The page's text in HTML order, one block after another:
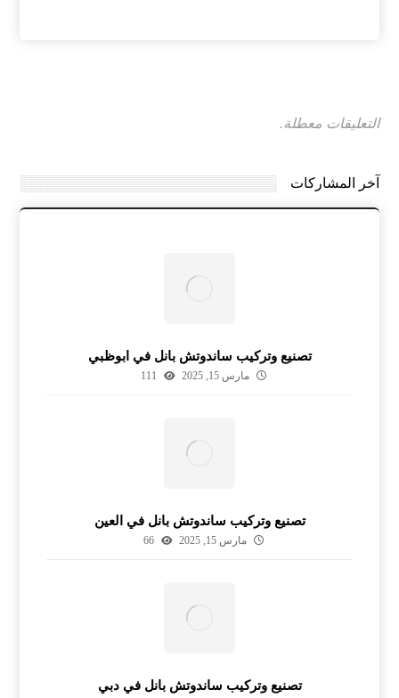
التعليقات معطلة.
آخر المشاركات
تصنيع وتركيب ساندوتش بانل في ابوظبي
مارس 15, 2025 111
تصنيع وتركيب ساندوتش بانل في العين
مارس 15, 2025 66
تصنيع وتركيب ساندوتش بانل في دبي